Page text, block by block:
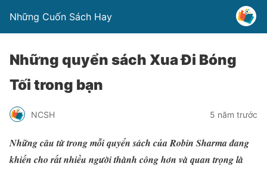
Những Cuốn Sách Hay
Những quyển sách Xua Đi Bóng
Tối trong bạn
NCSH 5 năm trước
Những câu từ trong mỗi quyển sách của Robin Sharma đang
khiến cho rất nhiều người thành công hơn và quan trọng là